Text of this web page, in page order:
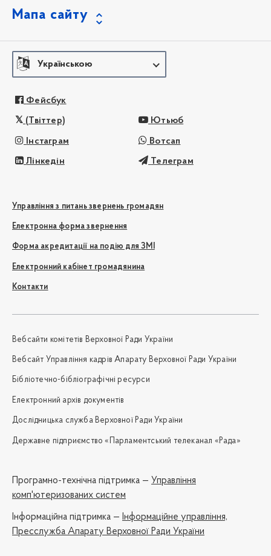
Мапа сайту
Українською
Фейсбук
(Твіттер) Ютьюб
Інстаграм Вотсап
Лінкедін Телеграм
Управління з питань звернень громадян
Електронна форма звернення
Форма акредитації на подію для ЗМІ
Електронний кабінет громадянина
Контакти
Вебсайти комітетів Верховної Ради України
Вебсайт Управління кадрів Апарату Верховної Ради України
Бібліотечно-бібліографічні ресурси
Електронний архів документів
Дослідницька служба Верховної Ради України
Державне підприємство «Парламентський телеканал «Рада»
Програмно-технічна підтримка — Управління
комп'ютеризованих систем
Iнформаційна підтримка — Інформаційне управління,
Пресслужба Апарату Верховної Ради України